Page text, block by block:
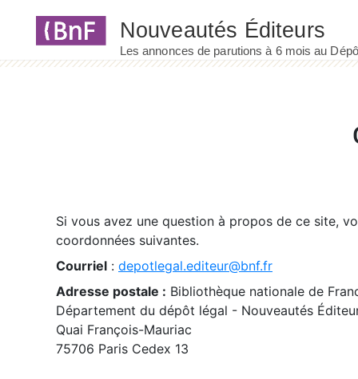
Si vous avez une question à propos de ce site,
coordonnées suivantes.
Courriel : depotlegal.editeur@bnf.fr
Adresse postale : Bibliothèque nationale de
Département du dépôt légal - Nouveautés
Quai François-Mauriac
75706 Paris Cedex 13